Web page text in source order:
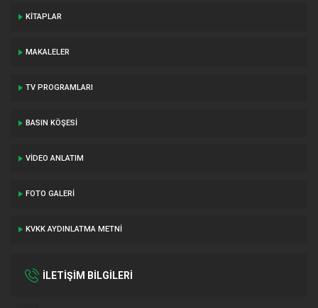
KITAPLAR
MAKALELER
TV PROGRAMLARI
BASIN KÖŞESI
VIDEO ANLATIM
FOTO GALERI
KVKK AYDINLATMA METNI
İLETİŞİM BİLGİLERİ